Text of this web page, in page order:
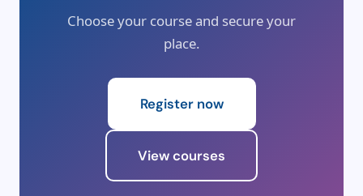
Choose your course and secure your
place.
Register now
View courses